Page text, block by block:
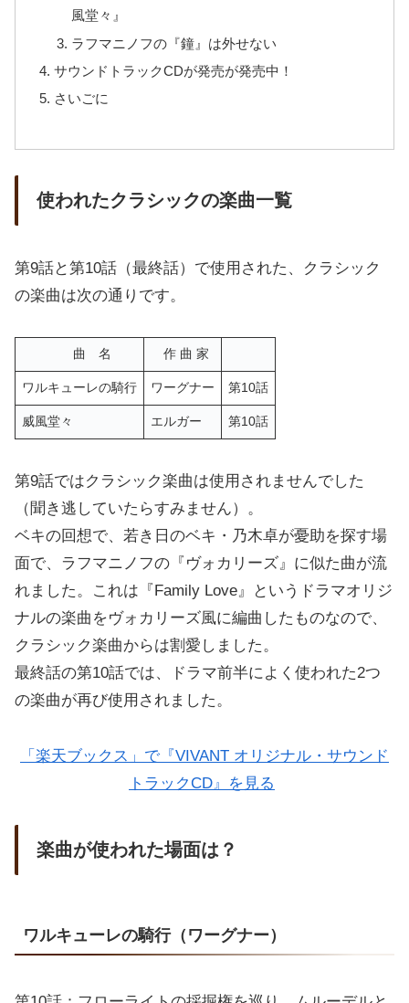
風堂々』
ラフマニノフの『鐘』は外せない
サウンドトラックCDが発売が発売中！
さいごに
使われたクラシックの楽曲一覧
第9話と第10話（最終話）で使用された、クラシック
の楽曲は次の通りです。
曲 名 作 曲 家
ワルキューレの騎行 ワーグナー 第10話
威風堂々 エルガー 第10話
第9話ではクラシック楽曲は使用されませんでした
（聞き逃していたらすみません）。
ベキの回想で、若き日のベキ・乃木卓が憂助を探す場
面で、ラフマニノフの『ヴォカリーズ』に似た曲が流
れました。これは『Family Love』というドラマオリジ
ナルの楽曲をヴォカリーズ風に編曲したものなので、
クラシック楽曲からは割愛しました。
最終話の第10話では、ドラマ前半によく使われた2つ
の楽曲が再び使用されました。
「楽天ブックス」で『VIVANT オリジナル・サウンド
トラックCD』を見る
楽曲が使われた場面は？
ワルキューレの騎行（ワーグナー）